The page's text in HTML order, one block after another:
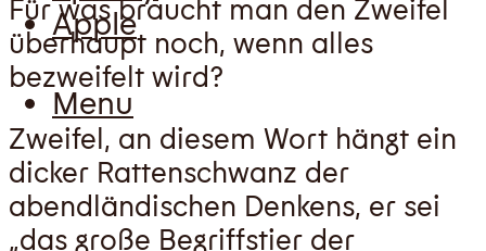
Apple
Menu
Für was braucht man den Zweifel
überhaupt noch, wenn alles
bezweifelt wird?
Zweifel, an diesem Wort hängt ein
dicker Rattenschwanz der
abendländischen Denkens, er sei
„das große Begriffstier der